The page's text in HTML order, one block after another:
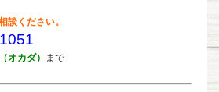
談ください。
カダ） まで